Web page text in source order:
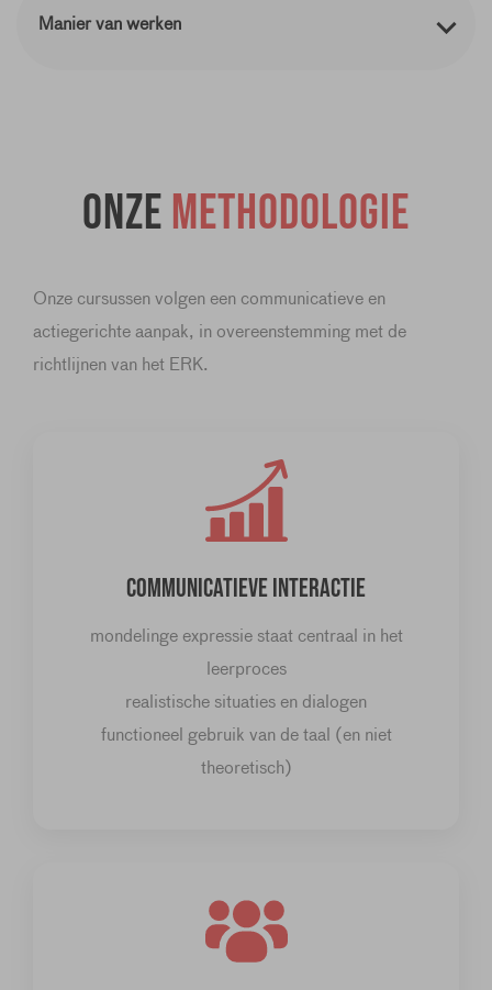
Manier van werken
Onze methodologie
Onze cursussen volgen een communicatieve en
actiegerichte aanpak, in overeenstemming met de
richtlijnen van het ERK.
COMMUNICATIEVE INTERACTIE
mondelinge expressie staat centraal in het
leerproces
realistische situaties en dialogen
functioneel gebruik van de taal (en niet
theoretisch)